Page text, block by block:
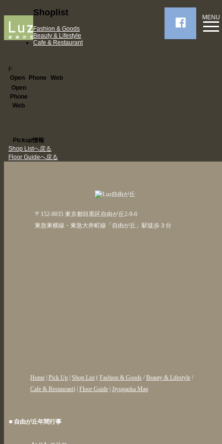
MENU
Shoplist
Fashion & Goods
Beauty & Lifestyle
Cafe & Restaurant
F
Open
Phone
Web
Open
Phone
Web
Pickup情報
Shop Listへ戻る
Floor Guideへ戻る
〒152-0035 東京都目黒区自由が丘2-9-6
東急東横線・東急大井町線「自由が丘」駅徒歩３分
Home| Pick Up| Shop List( Fashion & Goods / Beauty & Lifestyle/
Cafe & Restaurant) | Floor Guide| Jiyugaoka Map
■ 自由が丘年間行事